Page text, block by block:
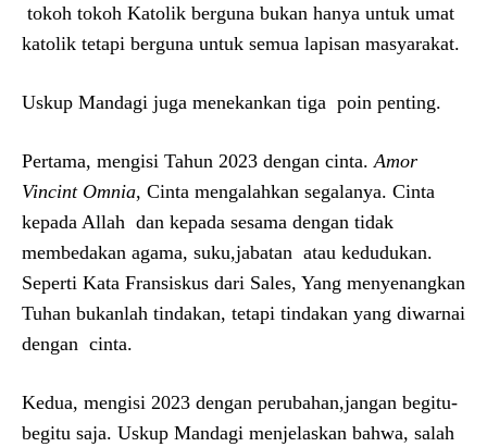
tokoh tokoh Katolik berguna bukan hanya untuk umat
katolik tetapi berguna untuk semua lapisan masyarakat.
Uskup Mandagi juga menekankan tiga poin penting.
Pertama, mengisi Tahun 2023 dengan cinta. Amor
Vincint Omnia, Cinta mengalahkan segalanya. Cinta
kepada Allah dan kepada sesama dengan tidak
membedakan agama, suku,jabatan atau kedudukan.
Seperti Kata Fransiskus dari Sales, Yang menyenangkan
Tuhan bukanlah tindakan, tetapi tindakan yang diwarnai
dengan cinta.
Kedua, mengisi 2023 dengan perubahan,jangan begitu-
begitu saja. Uskup Mandagi menjelaskan bahwa, salah